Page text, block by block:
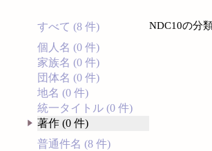
すべて (8 件)
個人名 (0 件)
家族名 (0 件)
団体名 (0 件)
地名 (0 件)
統一タイトル (0 件)
著作 (0 件)
普通件名 (8 件)
NDC10の分